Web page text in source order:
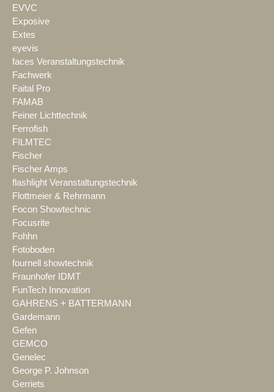
EVVC
Exposive
Extes
eyevis
faces Veranstaltungstechnik
Fachwerk
Faital Pro
FAMAB
Feiner Lichttechnik
Ferrofish
FILMTEC
Fischer
Fischer Amps
flashlight Veranstaltungstechnik
Flottmeier & Rehrmann
Focon Showtechnic
Focusrite
Fohhn
Fotoboden
fournell showtechnik
Fraunhofer IDMT
FunTech Innovation
GAHRENS + BATTERMANN
Gardemann
Gefen
GEMCO
Genelec
George P. Johnson
Gerriets